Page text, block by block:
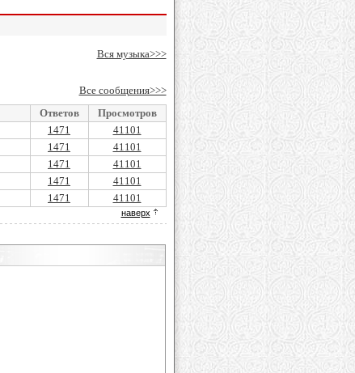
Вся музыка>>>
Все сообщения>>>
Ответов Просмотров
1471 41101
1471 41101
1471 41101
1471 41101
1471 41101
наверх